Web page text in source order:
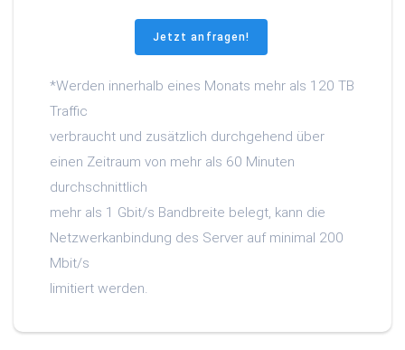
Jetzt anfragen!
*Werden innerhalb eines Monats mehr als 120 TB
Traffic
verbraucht und zusätzlich durchgehend über
einen Zeitraum von mehr als 60 Minuten
durchschnittlich
mehr als 1 Gbit/s Bandbreite belegt, kann die
Netzwerkanbindung des Server auf minimal 200
Mbit/s
limitiert werden.